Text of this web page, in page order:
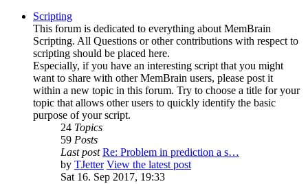
Scripting
This forum is dedicated to everything about MemBrain
Scripting. All Questions or other contributions with respect to
scripting should be placed here.
Especially, if you have an interesting script that you might
want to share with other MemBrain users, please post it
within a new topic in this forum. Try to choose a title for your
topic that allows other users to quickly identify the basic
purpose of your script.
24 Topics
59 Posts
Last post Re: Problem in prediction a s…
by TJetter View the latest post
Sat 16. Sep 2017, 19:33